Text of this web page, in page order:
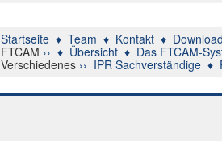
Startseite ♦ Team ♦ Kontakt ♦ Download
FTCAM ›› ♦ Übersicht ♦ Das FTCAM-
Verschiedenes ›› IPR Sachverständige ♦